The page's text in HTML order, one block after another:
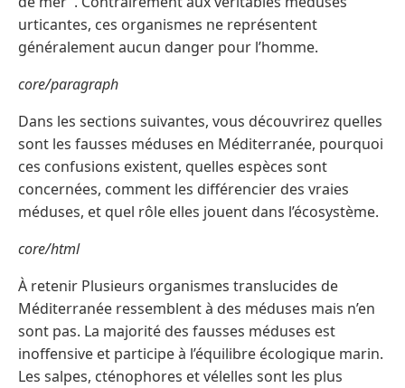
urticantes, ces organismes ne représentent
généralement aucun danger pour l’homme.
core/paragraph
Dans les sections suivantes, vous découvrirez quelles
sont les fausses méduses en Méditerranée, pourquoi
ces confusions existent, quelles espèces sont
concernées, comment les différencier des vraies
méduses, et quel rôle elles jouent dans l’écosystème.
core/html
À retenir Plusieurs organismes translucides de
Méditerranée ressemblent à des méduses mais n’en
sont pas. La majorité des fausses méduses est
inoffensive et participe à l’équilibre écologique marin.
Les salpes, cténophores et vélelles sont les plus